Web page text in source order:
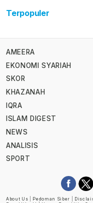
Terpopuler
AMEERA
EKONOMI SYARIAH
SKOR
KHAZANAH
IQRA
ISLAM DIGEST
NEWS
ANALISIS
SPORT
About Us Pedoman Siber